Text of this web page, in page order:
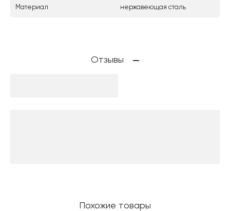
Материал нержавеющая сталь
Отзывы
Похожие товары